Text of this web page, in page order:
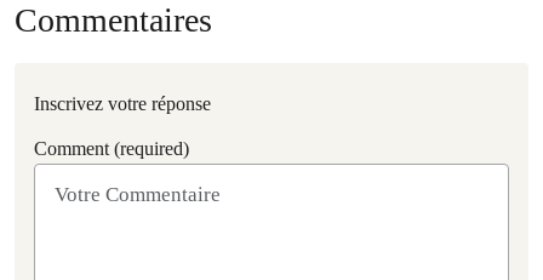
Commentaires
Inscrivez votre réponse
Comment (required)